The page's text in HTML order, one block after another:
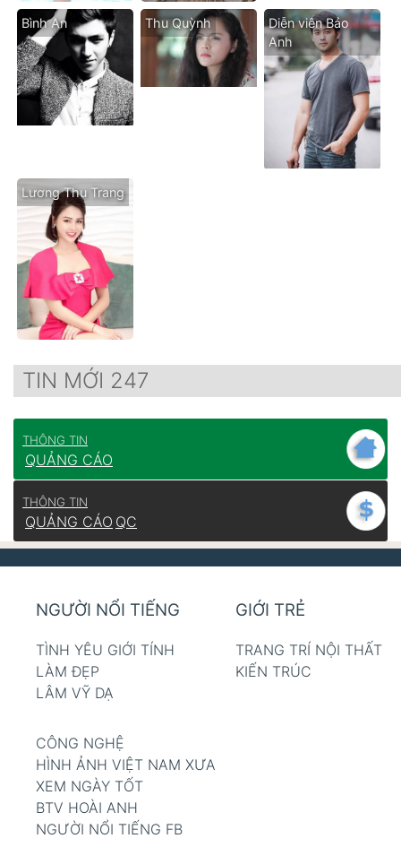
Bình An Thu Quỳnh
Diễn viên Bảo
Anh
Lương Thu Trang
TIN MỚI 247
THÔNG TIN
QUẢNG CÁO
THÔNG TIN
QUẢNG CÁO QC
NGƯỜI NỔI TIẾNG
TÌNH YÊU GIỚI TÍNH
LÀM ĐẸP
LÂM VỸ DẠ
GIỚI TRẺ
TRANG TRÍ NỘI THẤT
KIẾN TRÚC
CÔNG NGHỆ
HÌNH ẢNH VIỆT NAM XƯA
XEM NGÀY TỐT
BTV HOÀI ANH
NGƯỜI NỔI TIẾNG FB